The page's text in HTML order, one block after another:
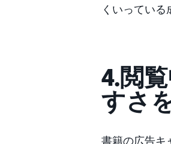
くいっている
4.閲
すさ
書籍の広告キ